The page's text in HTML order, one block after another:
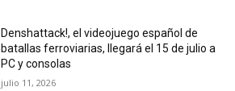
Denshattack!, el videojuego español de
batallas ferroviarias, llegará el 15 de julio a
PC y consolas
julio 11, 2026